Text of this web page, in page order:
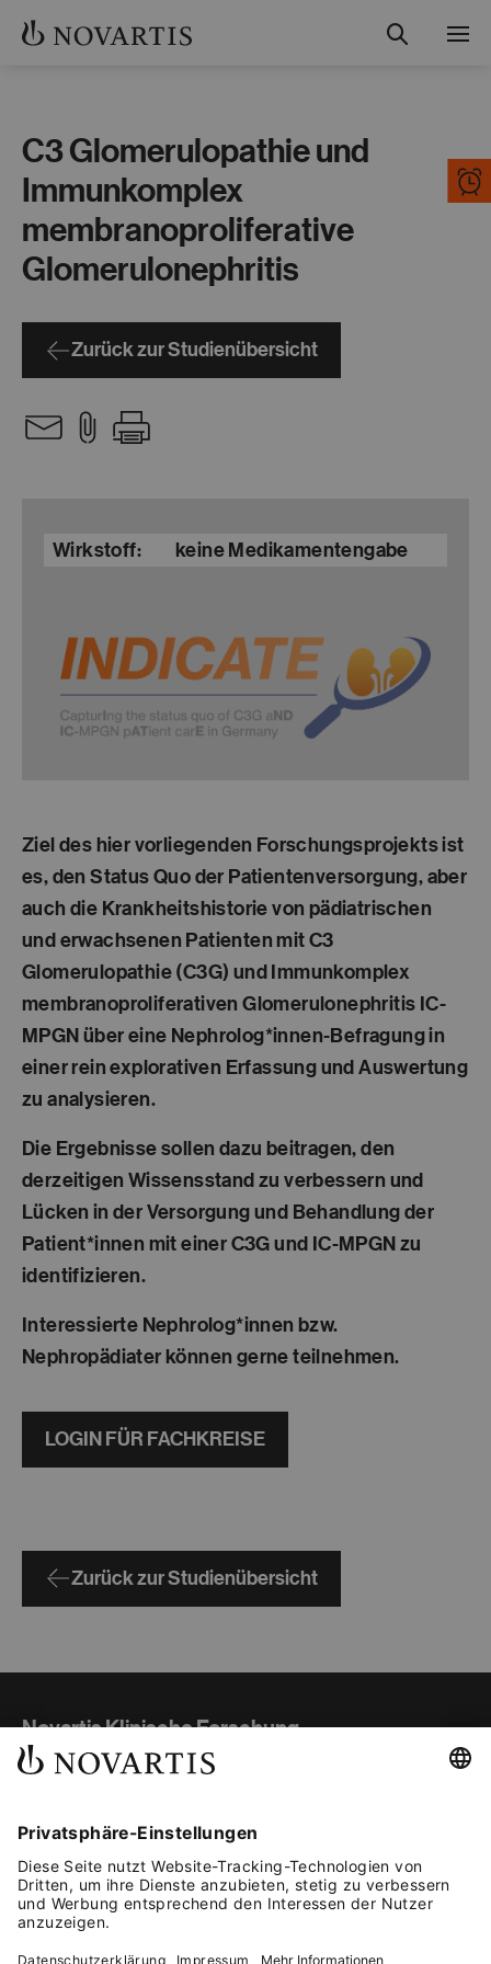
Suche
Teilnahme und Ablauf
Gut informiert
C3 Glomerulopathie und
Immunkomplex
membranoproliferative
Glomerulonephritis
Zurück zur Studienübersicht
Wirkstoff: keine Medikamentengabe
Ziel des hier vorliegenden Forschungsprojekts ist
es, den Status Quo der Patientenversorgung, aber
auch die Krankheitshistorie von pädiatrischen
und erwachsenen Patienten mit C3
Glomerulopathie (C3G) und
Immunkomplex
membranoproliferativen Glomerulonephritis IC-
MPGN über eine Nephrolog*innen-Befragungin
einer rein explorativen Erfassung und Auswertung
zu analysieren.
Die Ergebnisse sollen dazu beitragen, den
derzeitigen Wissensstand zu verbessern und
Lücken in der Versorgung und Behandlung der
Patient*innen mit einer C3G und IC-MPGN zu
identifizieren.
Interessierte Nephrolog*innen bzw.
Nephropädiater können gerne teilnehmen.
LOGIN FÜR FACHKREISE
Zurück zur Studienübersicht
Novartis Klinische Forschung
Teilnahme und Ablauf
Gut informiert
Kontakt